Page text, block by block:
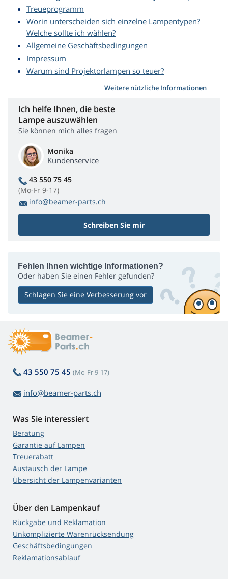
Treueprogramm
Worin unterscheiden sich einzelne Lampentypen?
Welche sollte ich wählen?
Allgemeine Geschäftsbedingungen
Impressum
Warum sind Projektorlampen so teuer?
Weitere nützliche Informationen
Ich helfe Ihnen, die beste
Lampe auszuwählen
Sie können mich alles fragen
Monika
Kundenservice
43 550 75 45
(Mo-Fr 9-17)
info@beamer-parts.ch
Schreiben Sie mir
Fehlen Ihnen wichtige Informationen?
Oder haben Sie einen Fehler gefunden?
Schlagen Sie eine Verbesserung vor
43 550 75 45 (Mo-Fr 9-17)
info@beamer-parts.ch
Was Sie interessiert
Beratung
Garantie auf Lampen
Treuerabatt
Austausch der Lampe
Übersicht der Lampenvarianten
Über den Lampenkauf
Rückgabe und Reklamation
Unkomplizierte Warenrücksendung
Geschäftsbedingungen
Reklamationsablauf